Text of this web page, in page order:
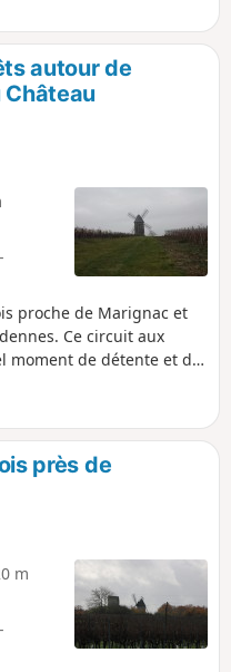
de bois.
autour de
proche de Marignac et
Ce circuit aux
moment de détente et de
et une belle
bâtiment.
près de
m